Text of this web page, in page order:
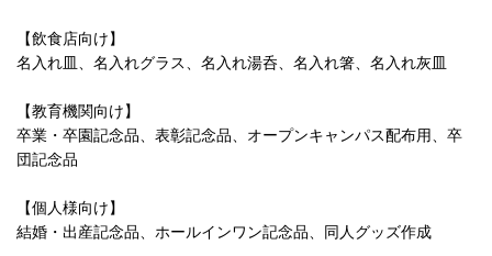
【飲食店向け】
名入れ皿、名入れグラス、名入れ湯呑、名入れ箸、名入れ灰皿
【教育機関向け】
卒業・卒園記念品、表彰記念品、オープンキャンパス配布用、卒
団記念品
【個人様向け】
結婚・出産記念品、ホールインワン記念品、同人グッズ作成